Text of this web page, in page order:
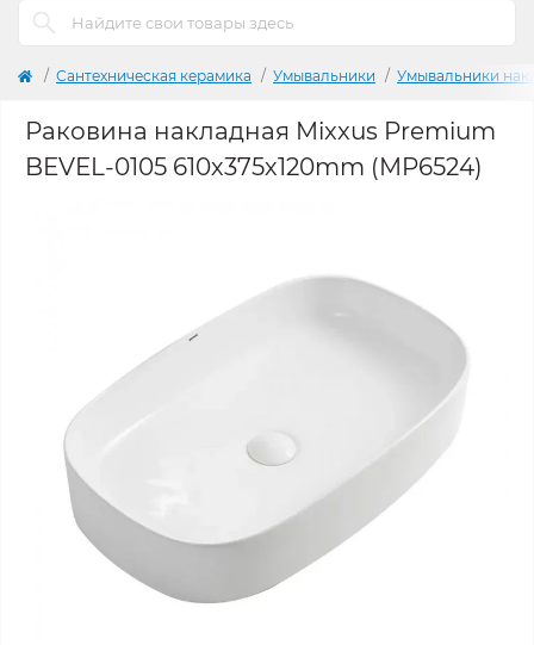
Сантехническая керамика Умывальники Умывальники
Раковина накладная Mixxus Premium
BEVEL-0105 610х375х120mm (MP6524)